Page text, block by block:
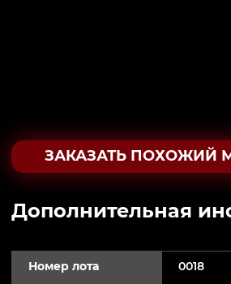
ЗАКАЗАТЬ ПОХОЖИЙ
Дополнительная
Номер лота 0018